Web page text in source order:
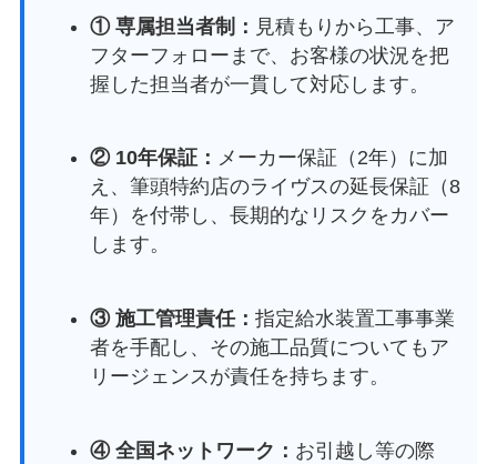
① 専属担当者制： 見積もりから工事、ア
フターフォローまで、お客様の状況を把
握した担当者が一貫して対応します。
② 10年保証： メーカー保証（2年）に加
え、筆頭特約店のライヴスの延長保証（8
年）を付帯し、長期的なリスクをカバー
します。
③ 施工管理責任： 指定給水装置工事事業
者を手配し、その施工品質についてもア
リージェンスが責任を持ちます。
④ 全国ネットワーク： お引越し等の際